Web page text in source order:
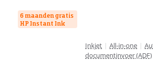
6 maanden gratis
HP Instant Ink
Inkjet | All-in-one |
documentinvoer (ADF)